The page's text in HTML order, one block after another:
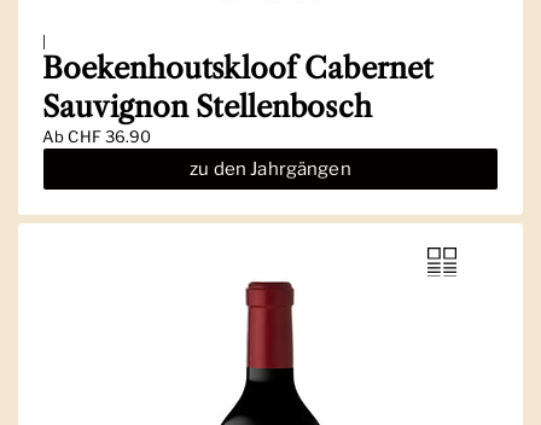
|
Boekenhoutskloof Cabernet
Sauvignon Stellenbosch
AbCHF 36.90
zu den Jahrgängen